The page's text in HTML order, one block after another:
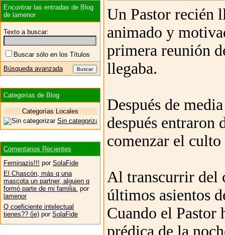
Un Pastor recién
animado y
primera reunión
llegaba.
Después de
después entraron
comenzar el
Al transcurrir del
últimos asientos
Cuando el Pastor
prédica de la
Encontrar las entradas de Blog
de lamenor
Texto a buscar:
Buscar sólo en los Títulos
Búsqueda avanzada
Categorías de Blog
Categorías Locales
Sin categorizar
Comentarios Recientes
Feminazis!!! por SolaFide
El Chascón, más q una
mascota un partner, alguien q
formó parte de mi familia. por
lamenor
Q coeficiente intelectual
tienes?? (je) por SolaFide